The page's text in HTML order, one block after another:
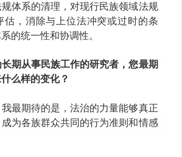
体系的清理，对现行民族领域法规
估，消除与上位法冲突或过时的条
的统一性和协调性。
期从事民族工作的研究者，您最期
么样的变化？
我最期待的是，法治的力量能够真正
为各族群众共同的行为准则和情感